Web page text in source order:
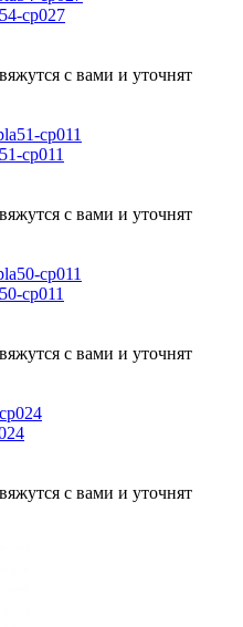
cp027
с вами и уточнят
cp011
с вами и уточнят
cp011
с вами и уточнят
с вами и уточнят